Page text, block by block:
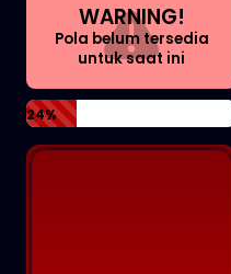
WARNING!
Pola belum tersedia
untuk saat ini
24%